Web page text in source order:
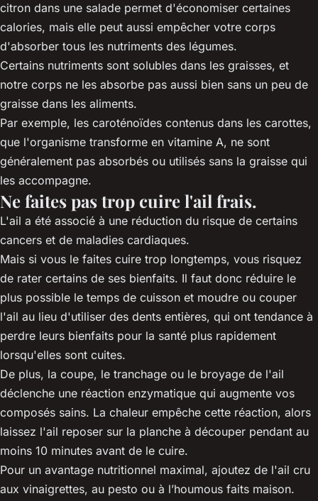
citron dans une salade permet d'économiser certaines
calories, mais elle peut aussi empêcher votre corps
d'absorber tous les nutriments des légumes.
Certains nutriments sont solubles dans les graisses, et
notre corps ne les absorbe pas aussi bien sans un peu de
graisse dans les aliments.
Par exemple, les caroténoïdes contenus dans les carottes,
que l'organisme transforme en vitamine A, ne sont
généralement pas absorbés ou utilisés sans la graisse qui
les accompagne.
Ne faites pas trop cuire l'ail frais.
L'ail a été associé à une réduction du risque de certains
cancers et de maladies cardiaques.
Mais si vous le faites cuire trop longtemps, vous risquez
de rater certains de ses bienfaits. Il faut donc réduire le
plus possible le temps de cuisson et moudre ou couper
l'ail au lieu d'utiliser des dents entières, qui ont tendance à
perdre leurs bienfaits pour la santé plus rapidement
lorsqu'elles sont cuites.
De plus, la coupe, le tranchage ou le broyage de l'ail
déclenche une réaction enzymatique qui augmente vos
composés sains. La chaleur empêche cette réaction, alors
laissez l'ail reposer sur la planche à découper pendant au
moins 10 minutes avant de le cuire.
Pour un avantage nutritionnel maximal, ajoutez de l'ail cru
aux vinaigrettes, au pesto ou à l’houmous faits maison.